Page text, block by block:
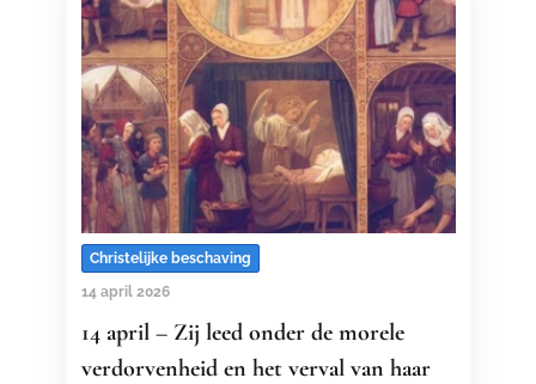
Christelijke beschaving
14 april 2026
14 april – Zij leed onder de morele
verdorvenheid en het verval van haar